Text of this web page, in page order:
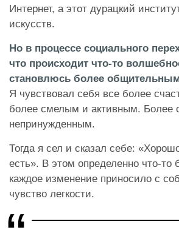
Интернет, а этот дурацкий
искусств.
Но в процессе социального
что происходит что-то
становлюсь более
Я чувствовал себя все более
более смелым и активным. Более
непринужденным.
Тогда я сел и сказал себе:
есть». В этом определенно что-то
каждое изменение приносило с
чувство легкости.